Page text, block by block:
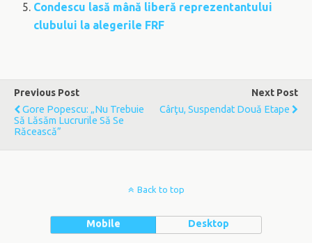
Condescu lasă mână liberă reprezentantului
clubului la alegerile FRF
Previous Post
Gore Popescu: „Nu Trebuie
Să Lăsăm Lucrurile Să Se
Răcească”
Next Post
Cârţu, Suspendat Două Etape
Back to top
Mobile Desktop